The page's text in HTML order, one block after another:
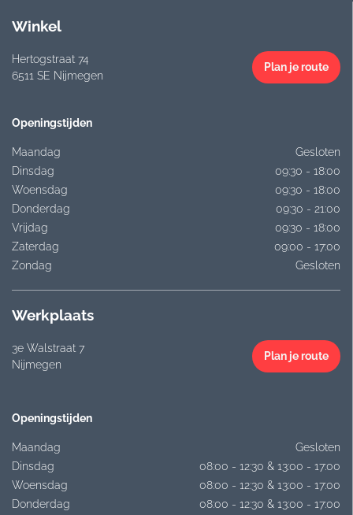
Winkel
Hertogstraat 74
6511 SE Nijmegen
Plan je route
Openingstijden
Maandag
Gesloten
Dinsdag
09:30 - 18:00
Woensdag
09:30 - 18:00
Donderdag
09:30 - 21:00
Vrijdag
09:30 - 18:00
Zaterdag
09:00 - 17:00
Zondag
Gesloten
Werkplaats
3e Walstraat 7
Nijmegen
Plan je route
Openingstijden
Maandag
Gesloten
Dinsdag
08:00 - 12:30 & 13:00 - 17:00
Woensdag
08:00 - 12:30 & 13:00 - 17:00
Donderdag
08:00 - 12:30 & 13:00 - 17:00